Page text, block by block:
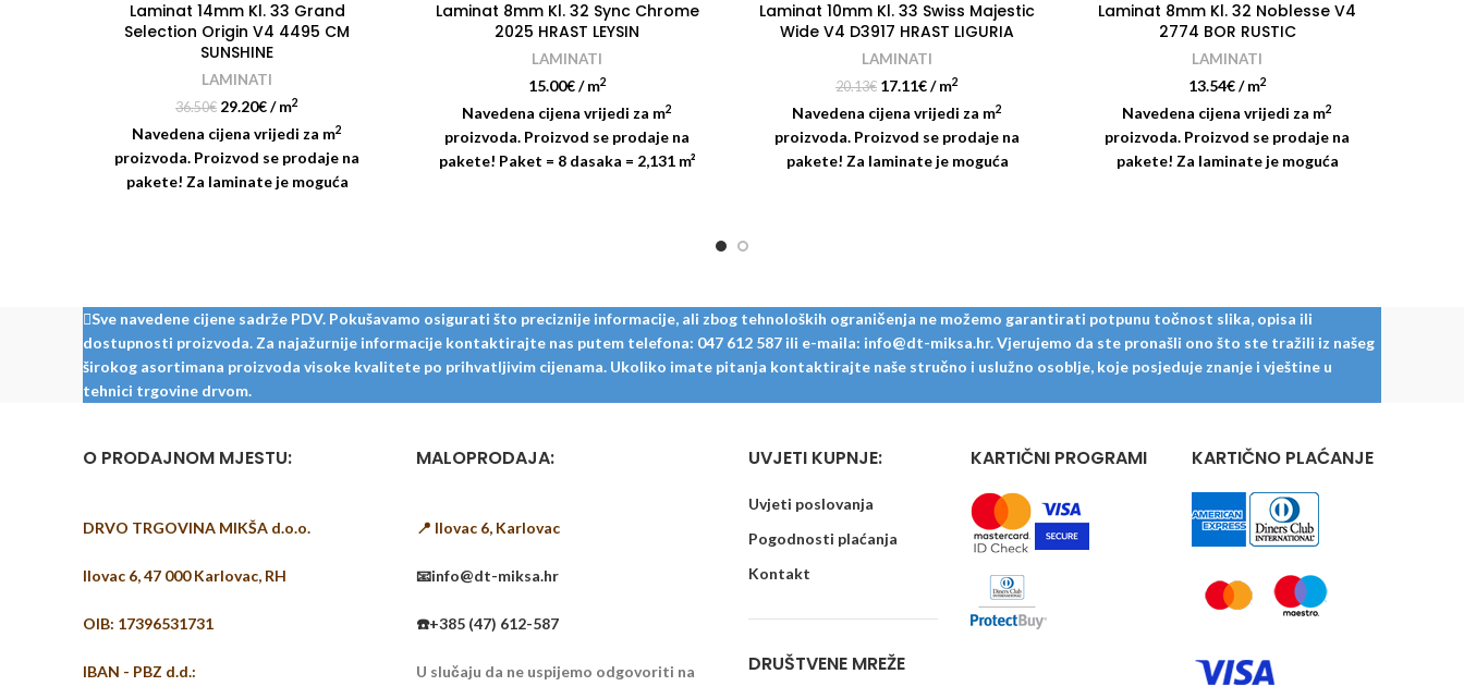
Laminat 14mm Kl. 33 Grand
Selection Origin V4 4495 CM
SUNSHINE
LAMINATI
36.50€ 29.20€/ m2
Navedena cijena vrijedi za m2
proizvoda. Proizvod se prodaje na
pakete! Za laminate je moguća
Laminat 8mm Kl. 32 Sync Chrome
2025 HRAST LEYSIN
LAMINATI
15.00€/ m2
Navedena cijena vrijedi za m2
proizvoda. Proizvod se prodaje na
pakete! Paket = 8 dasaka = 2,131 m²
Laminat 10mm Kl. 33 Swiss Majestic
Wide V4 D3917 HRAST LIGURIA
LAMINATI
20.13€ 17.11€/ m2
Navedena cijena vrijedi za m2
proizvoda. Proizvod se prodaje na
pakete! Za laminate je moguća
Laminat 8mm Kl. 32 Noblesse V4
2774 BOR RUSTIC
LAMINATI
13.54€/ m2
Navedena cijena vrijedi za m2
proizvoda. Proizvod se prodaje na
pakete! Za laminate je moguća
Sve navedene cijene sadrže PDV. Pokušavamo osigurati što preciznije informacije, ali zbog tehnoloških ograničenja ne možemo garantirati potpunu točnost slika, opisa ili
dostupnosti proizvoda. Za najažurnije informacije kontaktirajte nas putem telefona: 047 612 587 ili e-maila: info@dt-miksa.hr. Vjerujemo da ste pronašli ono što ste tražili iz našeg
širokog asortimana proizvoda visoke kvalitete po prihvatljivim cijenama. Ukoliko imate pitanja kontaktirajte naše stručno i uslužno osoblje, koje posjeduje znanje i vještine u
tehnici trgovine drvom.
O PRODAJNOM MJESTU:
DRVO TRGOVINA MIKŠA d.o.o.
Ilovac 6, 47 000 Karlovac, RH
OIB: 17396531731
IBAN - PBZ d.d.:
MALOPRODAJA:
📍 Ilovac 6, Karlovac
📧info@dt-miksa.hr
☎️+385 (47) 612-587
U slučaju da ne uspijemo odgovoriti na
UVJETI KUPNJE:
Uvjeti poslovanja
Pogodnosti plaćanja
Kontakt
DRUŠTVENE MREŽE
KARTIČNI PROGRAMI KARTIČNO PLAĆANJE